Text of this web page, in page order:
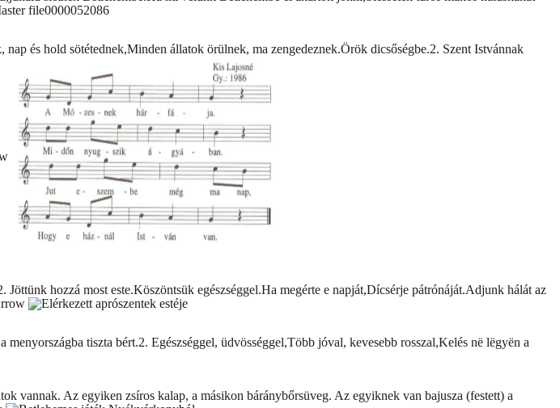
és hold sötétednek,Minden állatok örülnek, ma zengedeznek.Örök dicsőségbe.2. Szent Istvánnak
hozzá most este.Köszöntsük egészséggel.Ha megérte e napját,Dícsérje pátrónáját.Adjunk hálát az
tiszta bért.2. Egészséggel, üdvösséggel,Több jóval, kevesebb rosszal,Kelés në lëgyën a
vannak. Az egyiken zsíros kalap, a másikon báránybőrsüveg. Az egyiknek van bajusza (festett) a